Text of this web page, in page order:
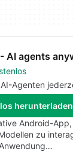
AI agents
Agenten
Android-
zu